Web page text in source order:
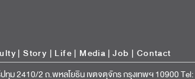
|Story | Life | Media |Job | Contact
ทุม 2410/2 ถ.พหลโยธิน เขตจตุจักร กรุงเทพฯ 10900